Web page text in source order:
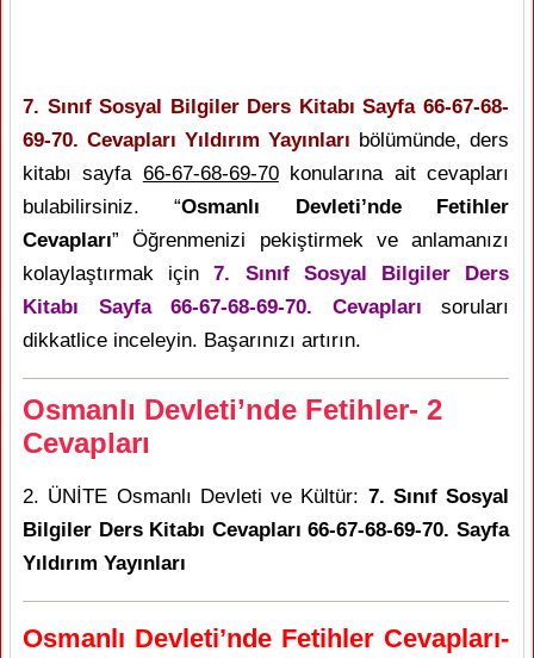
7. Sınıf Sosyal Bilgiler Ders Kitabı Sayfa 66-67-68-
69-70. Cevapları Yıldırım Yayınları bölümünde, ders
kitabı sayfa 66-67-68-69-70konularına ait cevapları
bulabilirsiniz. “Osmanlı Devleti’nde Fetihler
Cevapları” Öğrenmenizi pekiştirmek ve anlamanızı
kolaylaştırmak için7. Sınıf Sosyal Bilgiler Ders
Kitabı Sayfa 66-67-68-69-70. Cevapları soruları
dikkatlice inceleyin. Başarınızı artırın.
Osmanlı Devleti’nde Fetihler- 2
Cevapları
2. ÜNİTE Osmanlı Devleti ve Kültür: 7. Sınıf Sosyal
Bilgiler Ders Kitabı Cevapları 66-67-68-69-70. Sayfa
Yıldırım Yayınları
Osmanlı Devleti’nde Fetihler Cevapları-